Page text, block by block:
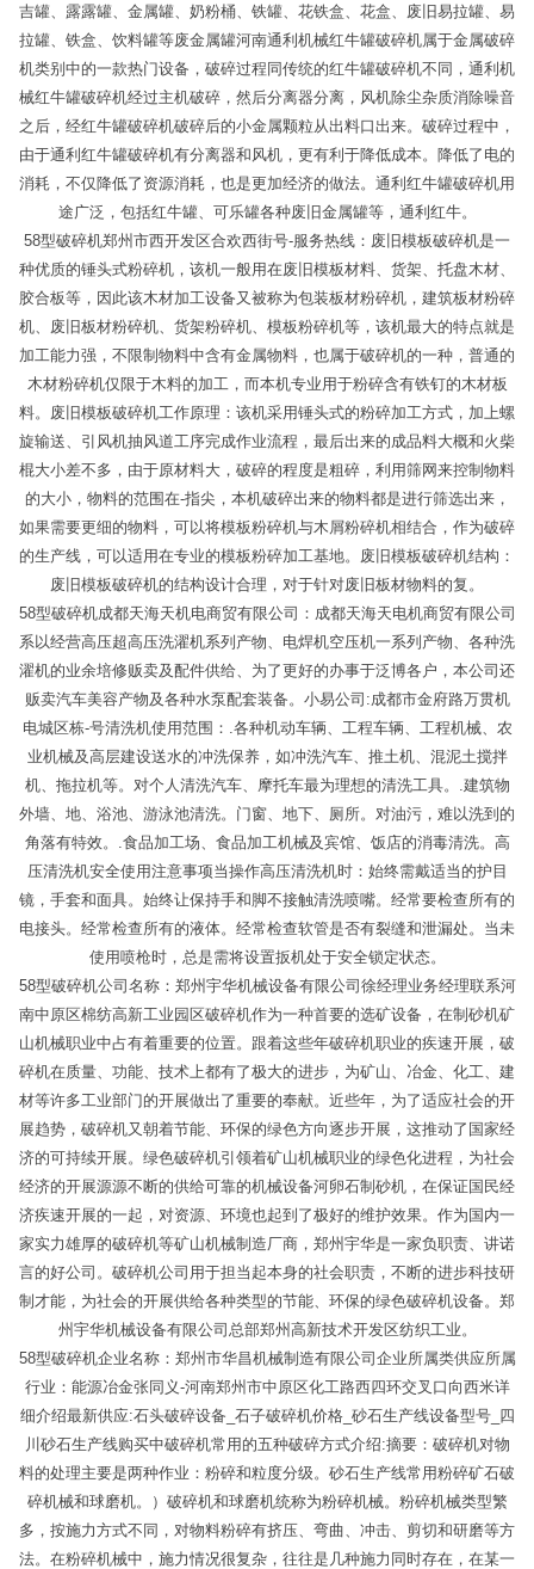
吉罐、露露罐、金属罐、奶粉桶、铁罐、花铁盒、花盒、废旧易拉罐、易
拉罐、铁盒、饮料罐等废金属罐河南通利机械红牛罐破碎机属于金属破碎
机类别中的一款热门设备，破碎过程同传统的红牛罐破碎机不同，通利机
械红牛罐破碎机经过主机破碎，然后分离器分离，风机除尘杂质消除噪音
之后，经红牛罐破碎机破碎后的小金属颗粒从出料口出来。破碎过程中，
由于通利红牛罐破碎机有分离器和风机，更有利于降低成本。降低了电的
消耗，不仅降低了资源消耗，也是更加经济的做法。通利红牛罐破碎机用
途广泛，包括红牛罐、可乐罐各种废旧金属罐等，通利红牛。
58型破碎机郑州市西开发区合欢西街号-服务热线：废旧模板破碎机是一
种优质的锤头式粉碎机，该机一般用在废旧模板材料、货架、托盘木材、
胶合板等，因此该木材加工设备又被称为包装板材粉碎机，建筑板材粉碎
机、废旧板材粉碎机、货架粉碎机、模板粉碎机等，该机最大的特点就是
加工能力强，不限制物料中含有金属物料，也属于破碎机的一种，普通的
木材粉碎机仅限于木料的加工，而本机专业用于粉碎含有铁钉的木材板
料。废旧模板破碎机工作原理：该机采用锤头式的粉碎加工方式，加上螺
旋输送、引风机抽风道工序完成作业流程，最后出来的成品料大概和火柴
棍大小差不多，由于原材料大，破碎的程度是粗碎，利用筛网来控制物料
的大小，物料的范围在-指尖，本机破碎出来的物料都是进行筛选出来，
如果需要更细的物料，可以将模板粉碎机与木屑粉碎机相结合，作为破碎
的生产线，可以适用在专业的模板粉碎加工基地。废旧模板破碎机结构：
废旧模板破碎机的结构设计合理，对于针对废旧板材物料的复。
58型破碎机成都天海天机电商贸有限公司：成都天海天电机商贸有限公司
系以经营高压超高压洗濯机系列产物、电焊机空压机一系列产物、各种洗
濯机的业余培修贩卖及配件供给、为了更好的办事于泛博各户，本公司还
贩卖汽车美容产物及各种水泵配套装备。小易公司:成都市金府路万贯机
电城区栋-号清洗机使用范围：.各种机动车辆、工程车辆、工程机械、农
业机械及高层建设送水的冲洗保养，如冲洗汽车、推土机、混泥土搅拌
机、拖拉机等。对个人清洗汽车、摩托车最为理想的清洗工具。.建筑物
外墙、地、浴池、游泳池清洗。门窗、地下、厕所。对油污，难以洗到的
角落有特效。.食品加工场、食品加工机械及宾馆、饭店的消毒清洗。高
压清洗机安全使用注意事项当操作高压清洗机时：始终需戴适当的护目
镜，手套和面具。始终让保持手和脚不接触清洗喷嘴。经常要检查所有的
电接头。经常检查所有的液体。经常检查软管是否有裂缝和泄漏处。当未
使用喷枪时，总是需将设置扳机处于安全锁定状态。
58型破碎机公司名称：郑州宇华机械设备有限公司徐经理业务经理联系河
南中原区棉纺高新工业园区破碎机作为一种首要的选矿设备，在制砂机矿
山机械职业中占有着重要的位置。跟着这些年破碎机职业的疾速开展，破
碎机在质量、功能、技术上都有了极大的进步，为矿山、冶金、化工、建
材等许多工业部门的开展做出了重要的奉献。近些年，为了适应社会的开
展趋势，破碎机又朝着节能、环保的绿色方向逐步开展，这推动了国家经
济的可持续开展。绿色破碎机引领着矿山机械职业的绿色化进程，为社会
经济的开展源源不断的供给可靠的机械设备河卵石制砂机，在保证国民经
济疾速开展的一起，对资源、环境也起到了极好的维护效果。作为国内一
家实力雄厚的破碎机等矿山机械制造厂商，郑州宇华是一家负职责、讲诺
言的好公司。破碎机公司用于担当起本身的社会职责，不断的进步科技研
制才能，为社会的开展供给各种类型的节能、环保的绿色破碎机设备。郑
州宇华机械设备有限公司总部郑州高新技术开发区纺织工业。
58型破碎机企业名称：郑州市华昌机械制造有限公司企业所属类供应所属
行业：能源冶金张同义-河南郑州市中原区化工路西四环交叉口向西米详
细介绍最新供应:石头破碎设备_石子破碎机价格_砂石生产线设备型号_四
川砂石生产线购买中破碎机常用的五种破碎方式介绍:摘要：破碎机对物
料的处理主要是两种作业：粉碎和粒度分级。砂石生产线常用粉碎矿石破
碎机械和球磨机。）破碎机和球磨机统称为粉碎机械。粉碎机械类型繁
多，按施力方式不同，对物料粉碎有挤压、弯曲、冲击、剪切和研磨等方
法。在粉碎机械中，施力情况很复杂，往往是几种施力同时存在，在某一